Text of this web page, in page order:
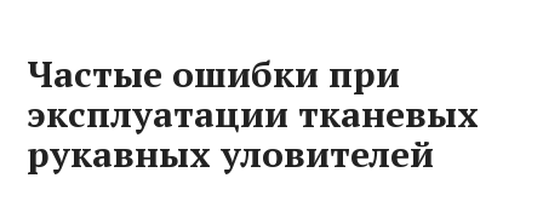
Частые ошибки при
эксплуатации тканевых
рукавных уловителей